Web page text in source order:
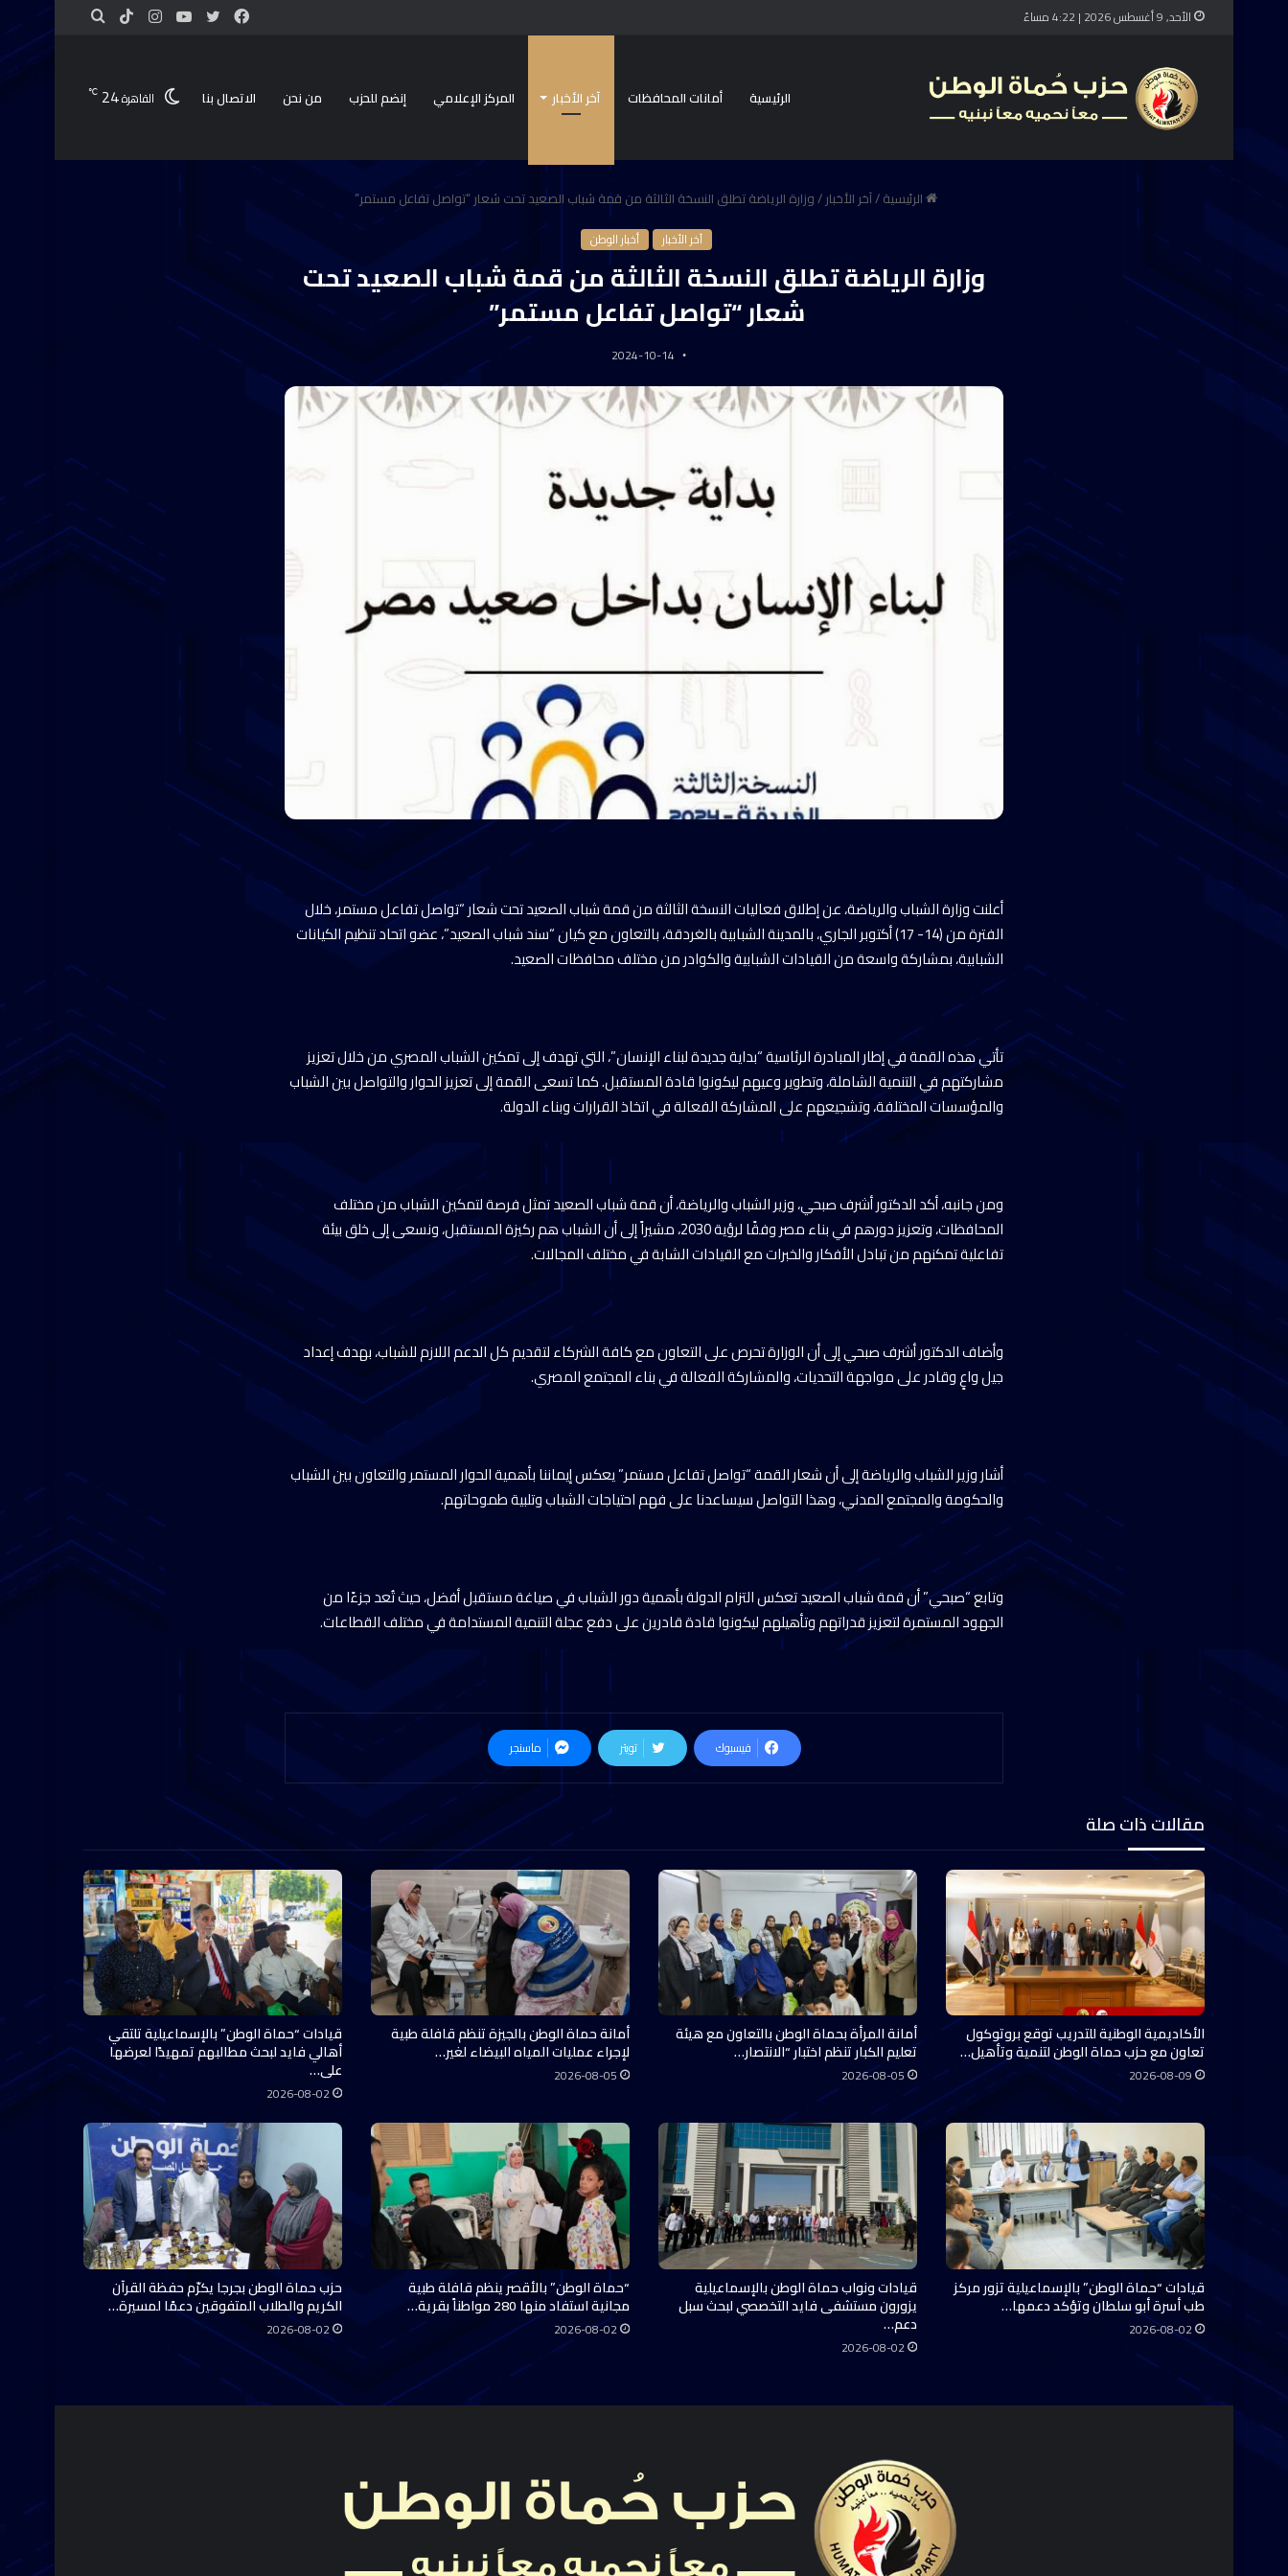
الأحد, 9 أغسطس 2026 | 4:22 مساءً
الرئيسية أمانات المحافظات آخر الأخبار المركز الإعلامي إنضم للحزب من نحن الاتصال بنا القاهرة24
℃
الرئيسية/آخر الأخبار/وزارة الرياضة تطلق النسخة الثالثة من قمة شباب الصعيد تحت شعار “تواصل تفاعل مستمر”
آخر الأخبار أخبار الوطن
وزارة الرياضة تطلق النسخة الثالثة من قمة شباب الصعيد تحت
شعار “تواصل تفاعل مستمر”
2024-10-14
أعلنت وزارة الشباب والرياضة، عن إطلاق فعاليات النسخة الثالثة من قمة شباب الصعيد تحت شعار “تواصل تفاعل مستمر، خلال
الفترة من (14- 17) أكتوبر الجاري، بالمدينة الشبابية بالغردقة، بالتعاون مع كيان “سند شباب الصعيد”، عضو اتحاد تنظيم الكيانات
الشبابية، بمشاركة واسعة من القيادات الشبابية والكوادر من مختلف محافظات الصعيد.
تأتي هذه القمة في إطار المبادرة الرئاسية “بداية جديدة لبناء الإنسان”، التي تهدف إلى تمكين الشباب المصري من خلال تعزيز
مشاركتهم في التنمية الشاملة، وتطوير وعيهم ليكونوا قادة المستقبل. كما تسعى القمة إلى تعزيز الحوار والتواصل بين الشباب
والمؤسسات المختلفة، وتشجيعهم على المشاركة الفعالة في اتخاذ القرارات وبناء الدولة.
ومن جانبه، أكد الدكتور أشرف صبحي، وزير الشباب والرياضة، أن قمة شباب الصعيد تمثل فرصة لتمكين الشباب من مختلف
المحافظات، وتعزيز دورهم في بناء مصر وفقًا لرؤية 2030، مشيراً إلى أن الشباب هم ركيزة المستقبل، ونسعى إلى خلق بيئة
تفاعلية تمكنهم من تبادل الأفكار والخبرات مع القيادات الشابة في مختلف المجالات.
وأضاف الدكتور أشرف صبحي إلى أن الوزارة تحرص على التعاون مع كافة الشركاء لتقديم كل الدعم اللازم للشباب، بهدف إعداد
جيل واعٍ وقادر على مواجهة التحديات، والمشاركة الفعالة في بناء المجتمع المصري.
أشار وزير الشباب والرياضة إلى أن شعار القمة “تواصل تفاعل مستمر” يعكس إيماننا بأهمية الحوار المستمر والتعاون بين الشباب
والحكومة والمجتمع المدني، وهذا التواصل سيساعدنا على فهم احتياجات الشباب وتلبية طموحاتهم.
وتابع “صبحي” أن قمة شباب الصعيد تعكس التزام الدولة بأهمية دور الشباب في صياغة مستقبل أفضل، حيث تُعد جزءًا من
الجهود المستمرة لتعزيز قدراتهم وتأهيلهم ليكونوا قادة قادرين على دفع عجلة التنمية المستدامة في مختلف القطاعات.
فيسبوك تويتر ماسنجر
مقالات ذات صلة
الأكاديمية الوطنية للتدريب توقع بروتوكول
تعاون مع حزب حماة الوطن لتنمية وتأهيل…
2026-08-09
أمانة المرأة بحماة الوطن بالتعاون مع هيئة
تعليم الكبار تنظم اختبار “الانتصار…
2026-08-05
أمانة حماة الوطن بالجيزة تنظم قافلة طبية
لإجراء عمليات المياه البيضاء لغير…
2026-08-05
قيادات “حماة الوطن” بالإسماعيلية تلتقي
أهالي فايد لبحث مطالبهم تمهيدًا لعرضها
على…
2026-08-02
قيادات “حماة الوطن” بالإسماعيلية تزور مركز
طب أسرة أبو سلطان وتؤكد دعمها…
2026-08-02
قيادات ونواب حماة الوطن بالإسماعيلية
يزورون مستشفى فايد التخصصي لبحث سبل
دعم…
2026-08-02
“حماة الوطن” بالأقصر ينظم قافلة طبية
مجانية استفاد منها 280 مواطناً بقرية…
2026-08-02
حزب حماة الوطن بجرجا يكرّم حفظة القرآن
الكريم والطلاب المتفوقين دعمًا لمسيرة…
2026-08-02